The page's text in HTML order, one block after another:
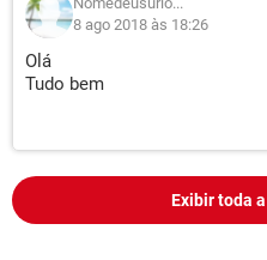
8 ago 2018 às 18:26
Olá
Tudo bem
Exibir toda